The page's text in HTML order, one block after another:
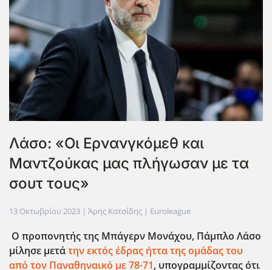
Λάσο: «Οι Ερνανγκόμεθ και
Μαντζούκας μας πλήγωσαν με τα
σουτ τους»
13 Οκτωβρίου 2023 | Άρης Κατσίδης | Euroleague
Ο προπονητής της Μπάγερν Μονάχου, Πάμπλο Λάσο
μίλησε μετάτην εκτός έδρας ήττα της ομάδας του
από τον Παναθηναικό με 78-71, υπογραμμίζοντας ότι